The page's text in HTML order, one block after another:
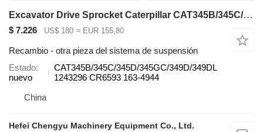
Excavator Drive Sprocket Caterpillar CAT345B/345C/345D/345GC/349D/349DL para Caterpillar 345B/345C/345D/345GC/349D/349DL excavadora
$ 7.226 US$ 180 ≈ EUR 155,80
Recambio - otra pieza del sistema de suspensión
Estado
nuevo
CAT345B/345C/345D/345GC/349D/349DL
1243296 CR6593 163-4944
China
Hefei Chengyu Machinery Equipment Co., Ltd.